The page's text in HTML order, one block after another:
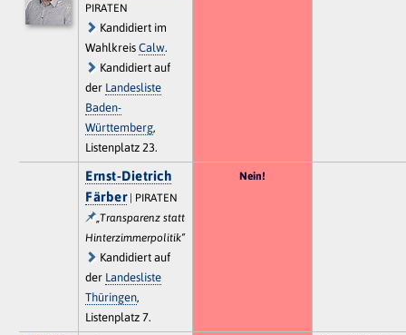
PIRATEN
Kandidiert im
WahlkreisCalw.
Kandidiert auf
der Landesliste
Baden-
Württemberg,
Listenplatz 23.
Ernst-Dietrich
Färber| PIRATEN
„Transparenz statt
Hinterzimmerpolitik“
Kandidiert auf
der Landesliste
Thüringen,
Listenplatz 7.
Nein!